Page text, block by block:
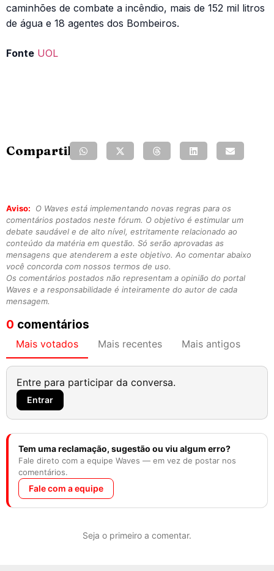
caminhões de combate a incêndio, mais de 152 mil litros
de água e 18 agentes dos Bombeiros.
Fonte UOL
Compartilhe:
Aviso:
O Waves está implementando novas regras para os
comentários postados neste fórum. O objetivo é estimular um
debate saudável e de alto nível, estritamente relacionado ao
conteúdo da matéria em questão. Só serão aprovadas as
mensagens que atenderem a este objetivo. Ao comentar abaixo
você concorda com nossos termos de uso.
Os comentários postados não representam a opinião do portal
Waves e a responsabilidade é inteiramente do autor de cada
mensagem.
0 comentários
Mais votados Mais recentes Mais antigos
Entre para participar da conversa.
Entrar
Tem uma reclamação, sugestão ou viu algum erro?
Fale direto com a equipe Waves — em vez de postar nos
comentários.
Fale com a equipe
Seja o primeiro a comentar.